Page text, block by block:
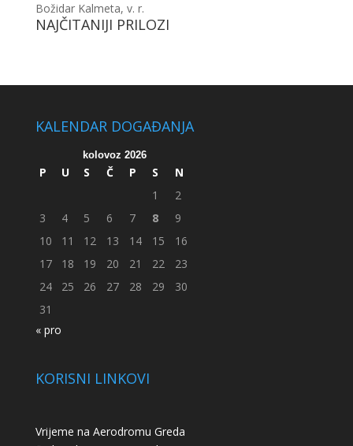
Božidar Kalmeta, v. r.
NAJČITANIJI PRILOZI
KALENDAR DOGAĐANJA
kolovoz 2026
P U S Č P S
N
1
2
3
4 5 6 7 8
9
10
11 12 13 14 15
16
17
18 19 20 21 22
23
24
25 26 27 28 29
30
31
« pro
KORISNI LINKOVI
Vrijeme na Aerodromu Greda